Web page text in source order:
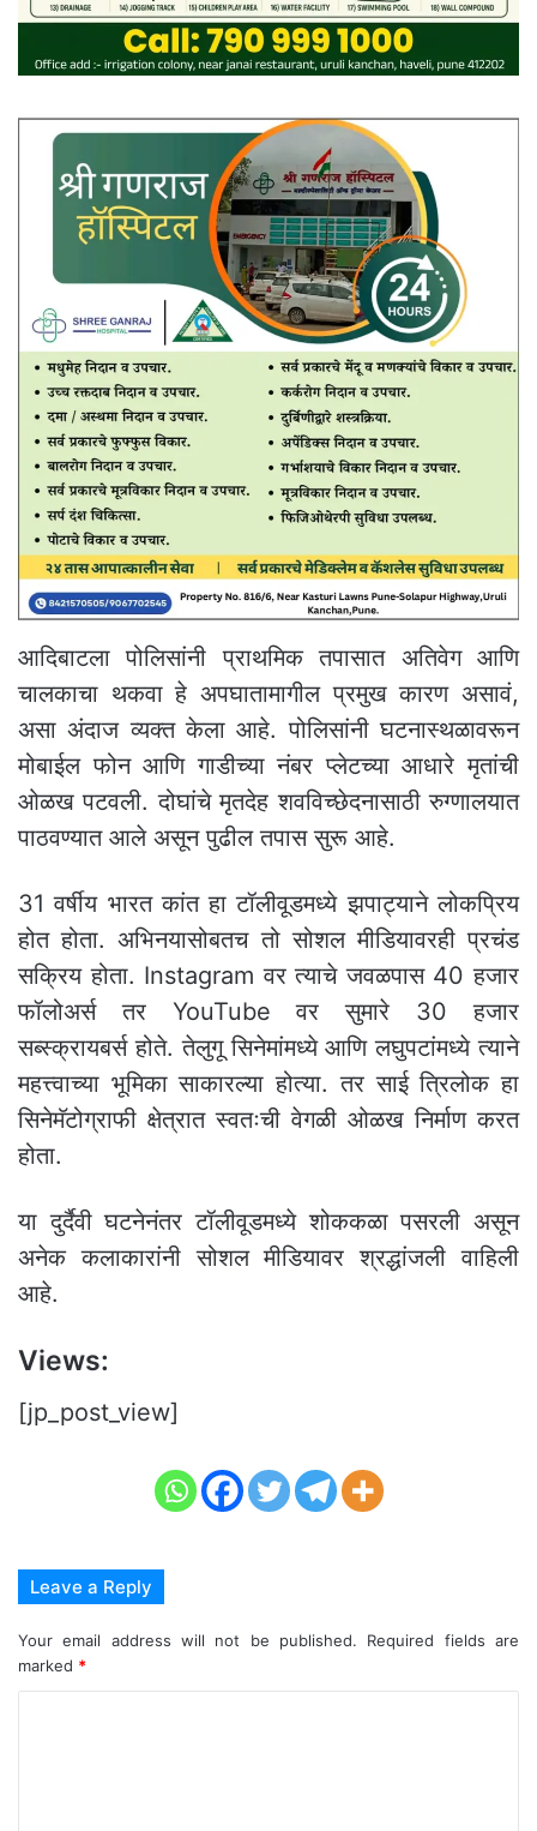
आदिबाटला पोलिसांनी प्राथमिक तपासात अतिवेग आणि
चालकाचा थकवा हे अपघातामागील प्रमुख कारण असावं,
असा अंदाज व्यक्त केला आहे. पोलिसांनी घटनास्थळावरून
मोबाईल फोन आणि गाडीच्या नंबर प्लेटच्या आधारे मृतांची
ओळख पटवली. दोघांचे मृतदेह शवविच्छेदनासाठी रुग्णालयात
पाठवण्यात आले असून पुढील तपास सुरू आहे.
31 वर्षीय भारत कांत हा टॉलीवूडमध्ये झपाट्याने लोकप्रिय
होत होता. अभिनयासोबतच तो सोशल मीडियावरही प्रचंड
सक्रिय होता. Instagram वर त्याचे जवळपास 40 हजार
फॉलोअर्स तर YouTube वर सुमारे 30 हजार
सब्स्क्रायबर्स होते. तेलुगू सिनेमांमध्ये आणि लघुपटांमध्ये त्याने
महत्त्वाच्या भूमिका साकारल्या होत्या. तर साई त्रिलोक हा
सिनेमॅटोग्राफी क्षेत्रात स्वतःची वेगळी ओळख निर्माण करत
होता.
या दुर्दैवी घटनेनंतर टॉलीवूडमध्ये शोककळा पसरली असून
अनेक कलाकारांनी सोशल मीडियावर श्रद्धांजली वाहिली
आहे.
Views:
[jp_post_view]
Leave a Reply
Your email address will not be published.
Required fields are
marked *